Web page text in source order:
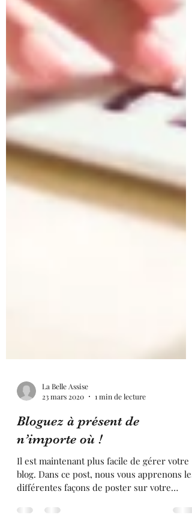
23 mars 2020
1 min de lecture
Bloguez à présent de
n’importe où !
Il est maintenant plus facile de gérer votre
différentes façons de poster sur votre